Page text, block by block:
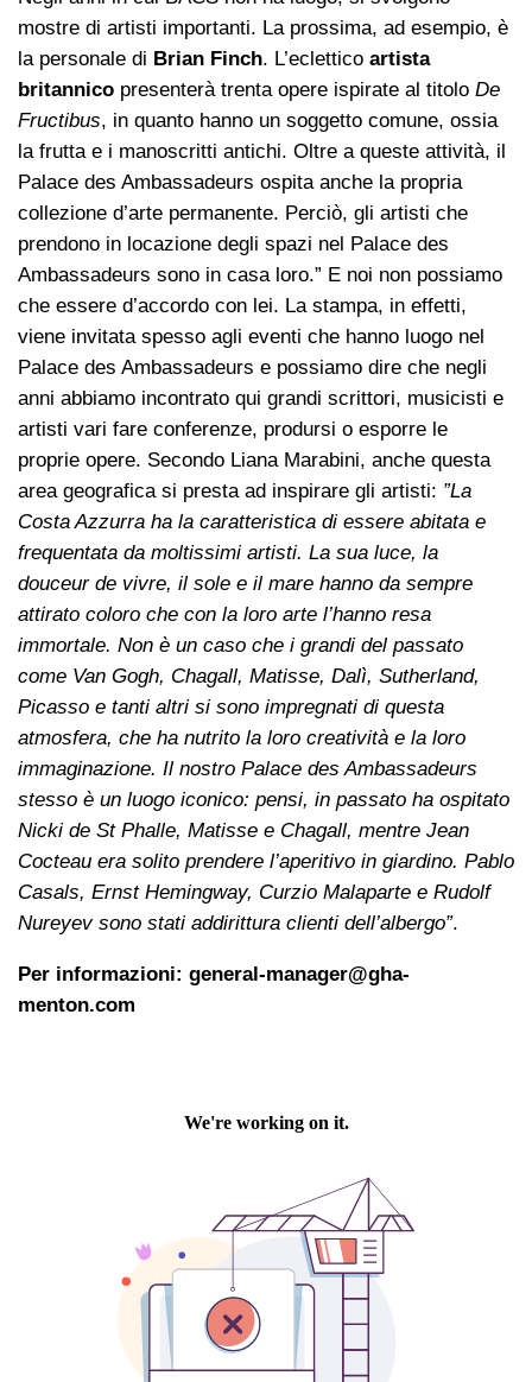
mostre di artisti importanti. La prossima, ad esempio, è
la personale di Brian Finch. L’eclettico artista
britannico presenterà trenta opere ispirate al titolo De
Fructibus, in quanto hanno un soggetto comune, ossia
la frutta e i manoscritti antichi. Oltre a queste attività, il
Palace des Ambassadeurs ospita anche la propria
collezione d’arte permanente. Perciò, gli artisti che
prendono in locazione degli spazi nel Palace des
Ambassadeurs sono in casa loro.” E noi non possiamo
che essere d’accordo con lei. La stampa, in effetti,
viene invitata spesso agli eventi che hanno luogo nel
Palace des Ambassadeurs e possiamo dire che negli
anni abbiamo incontrato qui grandi scrittori, musicisti e
artisti vari fare conferenze, prodursi o esporre le
proprie opere. Secondo Liana Marabini, anche questa
area geografica si presta ad inspirare gli artisti: ”La
Costa Azzurra ha la caratteristica di essere abitata e
frequentata da moltissimi artisti. La sua luce, la
douceur de vivre, il sole e il mare hanno da sempre
attirato coloro che con la loro arte l’hanno resa
immortale. Non è un caso che i grandi del passato
come Van Gogh, Chagall, Matisse, Dalì, Sutherland,
Picasso e tanti altri si sono impregnati di questa
atmosfera, che ha nutrito la loro creatività e la loro
immaginazione. Il nostro Palace des Ambassadeurs
stesso è un luogo iconico: pensi, in passato ha ospitato
Nicki de St Phalle, Matisse e Chagall, mentre Jean
Cocteau era solito prendere l’aperitivo in giardino. Pablo
Casals, Ernst Hemingway, Curzio Malaparte e Rudolf
Nureyev sono stati addirittura clienti dell’albergo”.
Per informazioni: general-manager@gha-
menton.com